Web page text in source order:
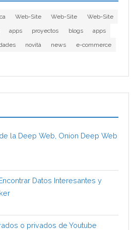
Web-Site Web-Site
Web-Site
apps proyectos blogs
apps
novità news
e-commerce
la Deep Web, Onion Deep Web
Datos Interesantes y
o privados de Youtube